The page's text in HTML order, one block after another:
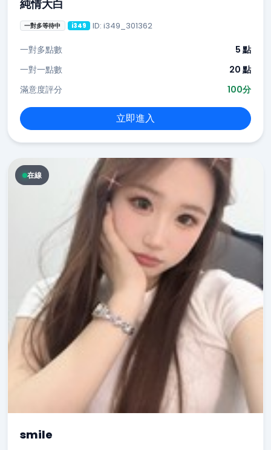
純情大白
一對多等待中 i349 ID: i349_301362
一對多點數
5 點
一對一點數
20 點
滿意度評分
100分
立即進入
在線
smile